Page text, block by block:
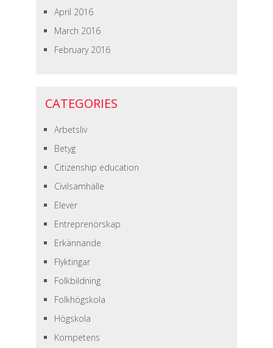
April 2016
March 2016
February 2016
CATEGORIES
Arbetsliv
Betyg
Citizenship education
Civilsamhälle
Elever
Entreprenörskap
Erkännande
Flyktingar
Folkbildning
Folkhögskola
Högskola
Kompetens